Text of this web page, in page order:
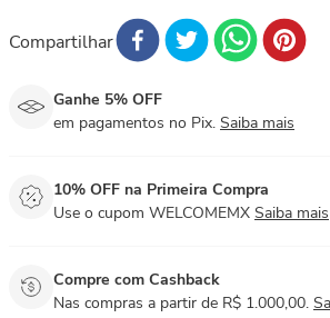
Compartilhar
Ganhe 5% OFF
em pagamentos no Pix. Saiba mais
10% OFF na Primeira Compra
Use o cupom WELCOMEMX Saiba mais
Compre com Cashback
Nas compras a partir de R$ 1.000,00.